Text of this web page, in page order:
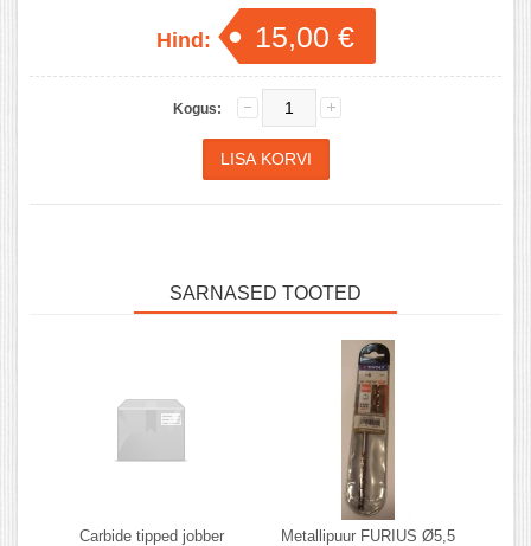
Hind: 15,00 €
Kogus:
SARNASED TOOTED
Carbide tipped jobber
Metallipuur FURIUS Ø5,5